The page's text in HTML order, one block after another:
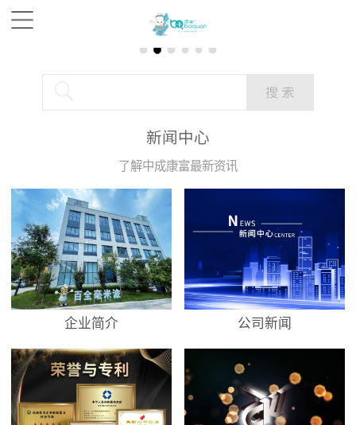
新闻中心
了解中成康富最新资讯
企业简介 公司新闻